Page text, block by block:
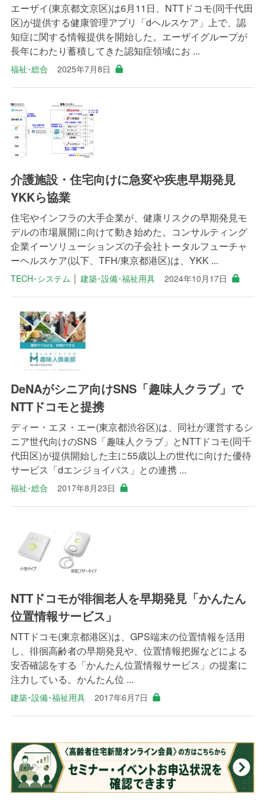
エーザイ(東京都文京区)は6月11日、NTTドコモ(同千代田
区)が提供する健康管理アプリ「dヘルスケア」上で、認
知症に関する情報提供を開始した。エーザイグループが
長年にわたり蓄積してきた認知症領域にお ...
福祉･総合 2025年7月8日
介護施設・住宅向けに急変や疾患早期発見
YKKら協業
住宅やインフラの大手企業が、健康リスクの早期発見モ
デルの市場展開に向けて動き始めた。コンサルティング
企業イーソリューションズの子会社トータルフューチャ
ーヘルスケア(以下、TFH/東京都港区)は、YKK ...
TECH･システム │ 建築･設備･福祉用具 2024年10月17日
DeNAがシニア向けSNS「趣味人クラブ」で
NTTドコモと提携
ディー・エヌ・エー(東京都渋谷区)は、同社が運営するシ
ニア世代向けのSNS「趣味人クラブ」とNTTドコモ(同千
代田区)が提供開始した主に55歳以上の世代に向けた優待
サービス「dエンジョイパス」との連携 ...
福祉･総合 2017年8月23日
NTTドコモが徘徊老人を早期発見「かんたん
位置情報サービス」
NTTドコモ(東京都港区)は、GPS端末の位置情報を活用
し、徘徊高齢者の早期発見や、位置情報把握などによる
安否確認をする「かんたん位置情報サービス」の提案に
注力している。かんたん位 ...
建築･設備･福祉用具 2017年6月7日